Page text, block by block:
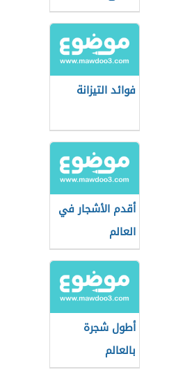
فوائد التيزانة
أقدم الأشجار في
العالم
أطول شجرة
بالعالم